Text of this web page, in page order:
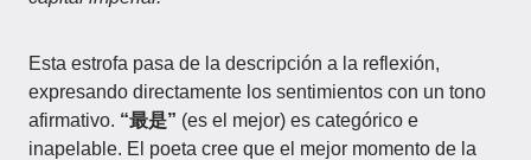
Esta estrofa pasa de la descripción a la reflexión,
expresando directamente los sentimientos con un tono
afirmativo. “最是” (es el mejor) es categórico e
inapelable. El poeta cree que el mejor momento de la